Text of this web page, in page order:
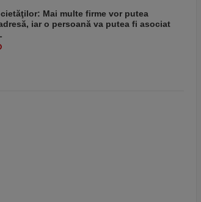
Mai multe firme vor putea
iar o persoană va putea fi asociat